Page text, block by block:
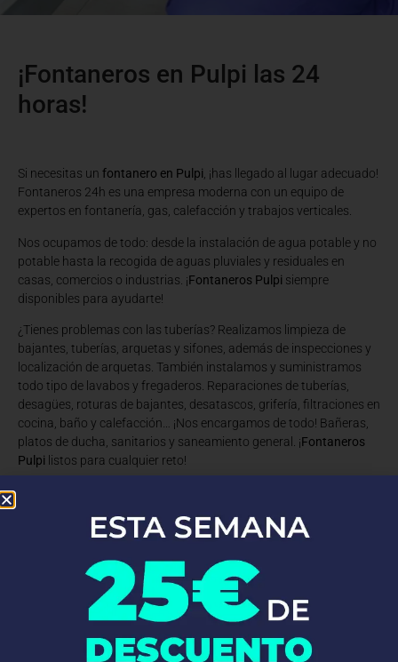
¡Fontaneros en Pulpi las 24
horas!
Si necesitas un fontanero en Pulpi, ¡has llegado al lugar adecuado!
Fontaneros 24h es una empresa moderna con un equipo de
expertos en fontanería, gas, calefacción y trabajos verticales.
Nos ocupamos de todo: desde la instalación de agua potable y no
potable hasta la recogida de aguas pluviales y residuales en
casas, comercios o industrias. ¡Fontaneros Pulpi siempre
disponibles para ayudarte!
¿Tienes problemas con las tuberías? Realizamos limpieza de
bajantes, tuberías, arquetas y sifones, además de inspecciones y
localización de arquetas. También instalamos y suministramos
todo tipo de lavabos y fregaderos. Reparaciones de tuberías,
desagües, roturas de bajantes, desatascos, grifería, filtraciones en
cocina, baño y calefacción… ¡Nos encargamos de todo! Bañeras,
platos de ducha, sanitarios y saneamiento general. ¡Fontaneros
Pulpi listos para cualquier reto!
cerca de ti, con un equipo de fontaneros siempre
calentadores y termos, sustitución de bajantes, trabajos
verticales, reformas, impermeabilizaciones y más en Pulpi.
En Fontaneros 24h en Pulpi
nos enorgullecemos de la calidad de
nuestros servicios. Respondemos rápido y siempre ofrecemos un
servicio excelente. ¡Si buscasfontaneros cerca de mí, no busques